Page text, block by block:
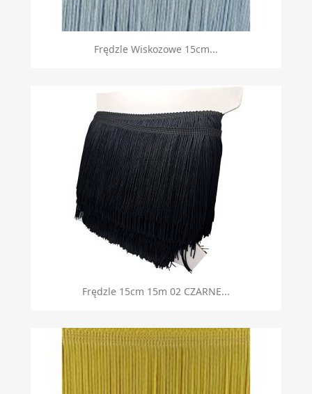
Frędzle Wiskozowe 15cm...
Frędzle 15cm 15m 02 CZARNE...